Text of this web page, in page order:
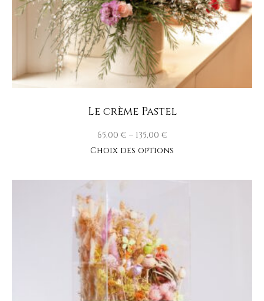
Le crème Pastel
65,00€ – 135,00€
Choix des options